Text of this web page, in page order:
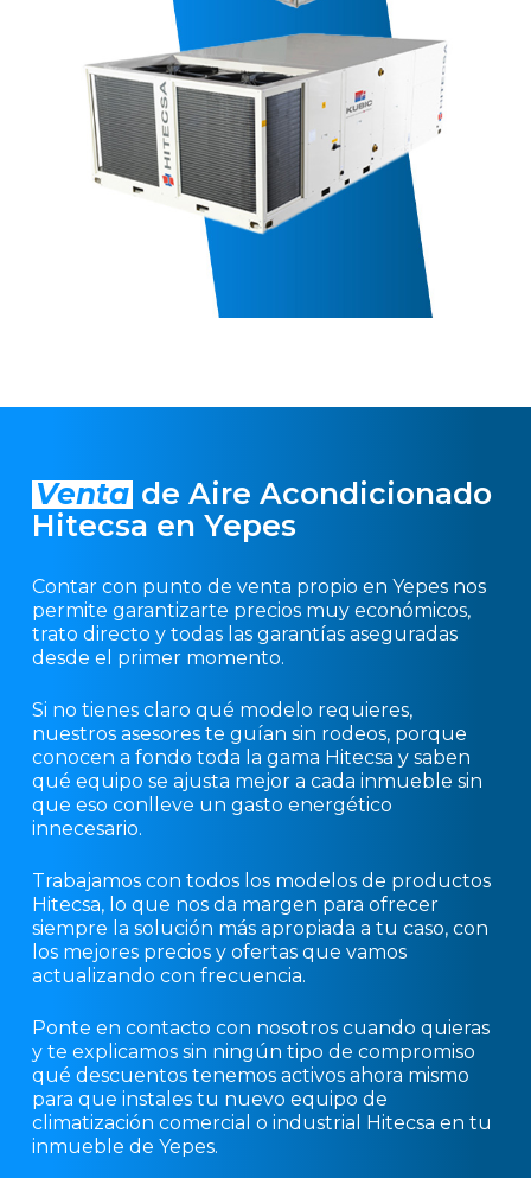
Venta de Aire Acondicionado
Hitecsa en Yepes
Contar con punto de venta propio en Yepes nos
permite garantizarte precios muy económicos,
trato directo y todas las garantías aseguradas
desde el primer momento.
Si no tienes claro qué modelo requieres,
nuestros asesores te guían sin rodeos, porque
conocen a fondo toda la gama Hitecsa y saben
qué equipo se ajusta mejor a cada inmueble sin
que eso conlleve un gasto energético
innecesario.
Trabajamos con todos los modelos de productos
Hitecsa, lo que nos da margen para ofrecer
siempre la solución más apropiada a tu caso, con
los mejores precios y ofertas que vamos
actualizando con frecuencia.
Ponte en contacto con nosotros cuando quieras
y te explicamos sin ningún tipo de compromiso
qué descuentos tenemos activos ahora mismo
para que instales tu nuevo equipo de
climatización comercial o industrial Hitecsa en tu
inmueble de Yepes.